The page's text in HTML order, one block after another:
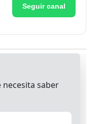
Seguir canal